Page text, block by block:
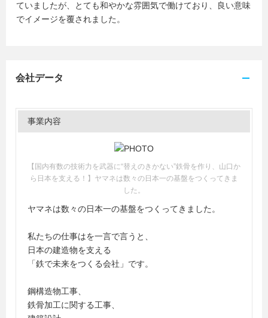
ていましたが、とても和やかな雰囲気で働けており、良い意味
でイメージを覆されました。
会社データ
事業内容
【国内有数の技術力を武器に“替えのきかない”鉄骨を作り、山口か
ら日本を支える！】ヤマネは数々の日本一の基盤をつくってきま
した。
ヤマネは数々の日本一の基盤をつくってきました。
私たちの仕事はを一言で言うと、
日本の建造物を支える
「鉄で未来をつくる会社」です。
鋼構造物工事、
鉄骨加工に関する工事、